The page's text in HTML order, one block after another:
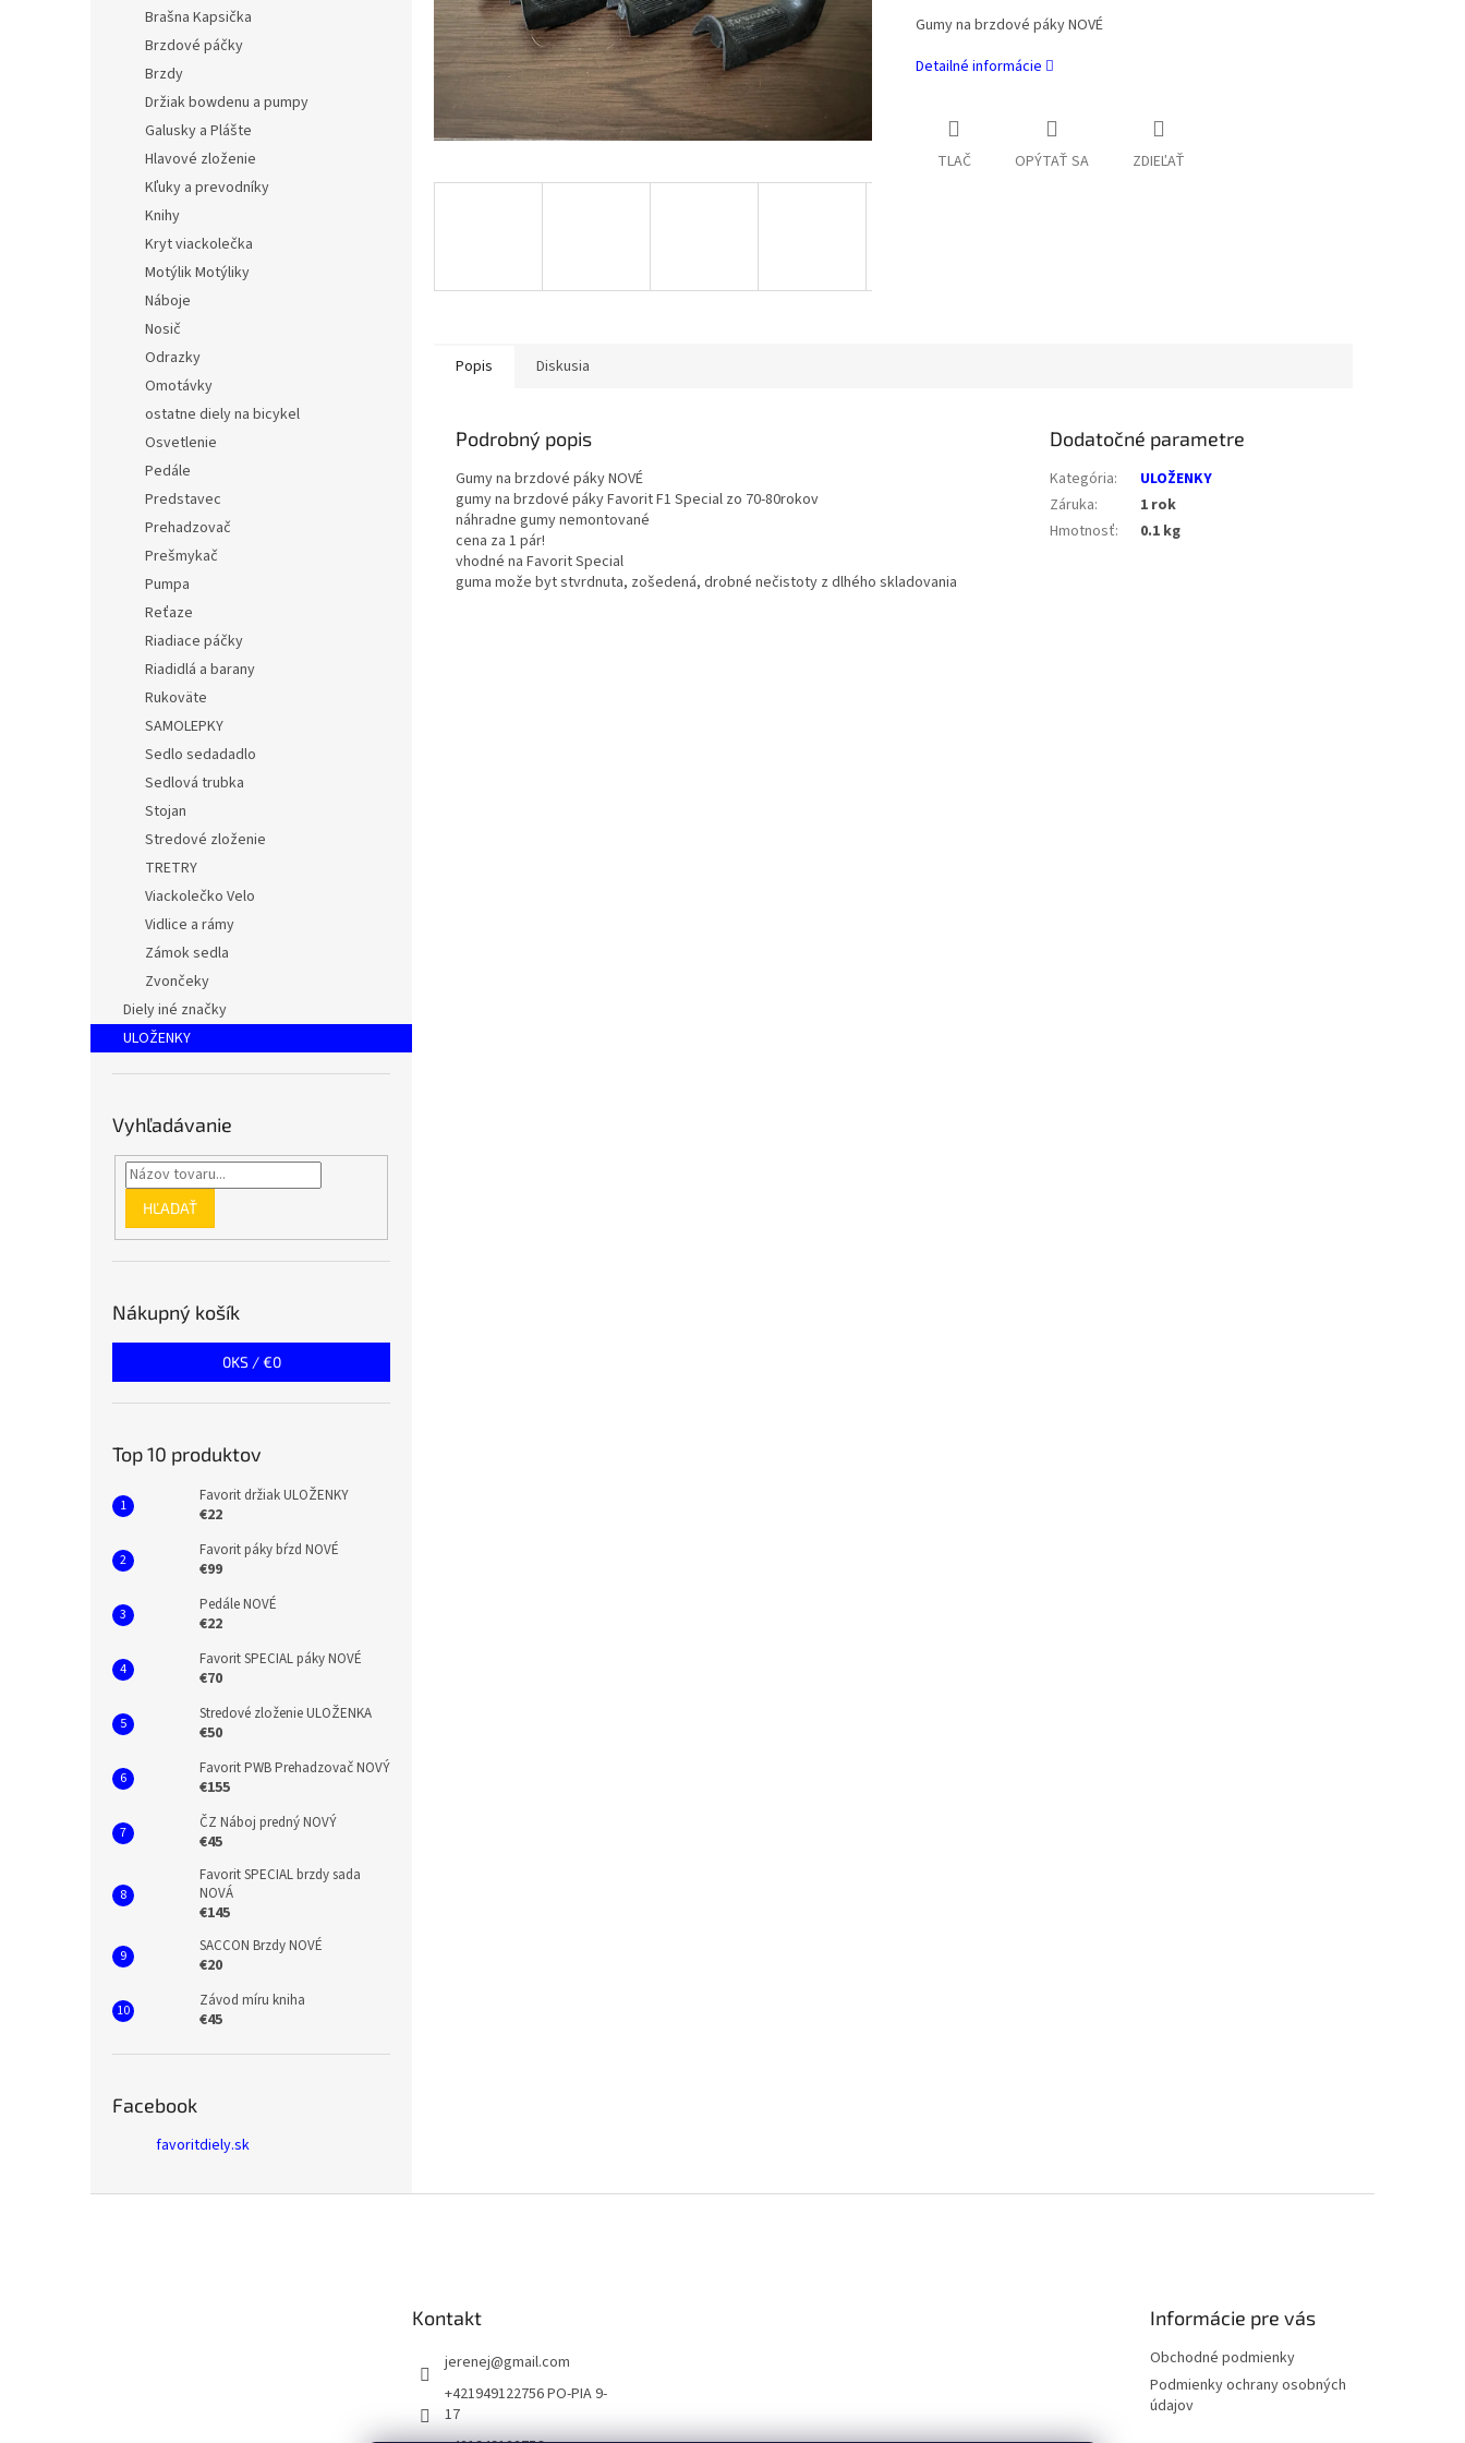
Brašna Kapsička
Brzdové páčky
Brzdy
Držiak bowdenu a pumpy
Galusky a Plášte
Hlavové zloženie
Kľuky a prevodníky
Knihy
Kryt viackolečka
Motýlik Motýliky
Náboje
Nosič
Odrazky
Omotávky
ostatne diely na bicykel
Osvetlenie
Pedále
Predstavec
Prehadzovač
Prešmykač
Pumpa
Reťaze
Riadiace páčky
Riadidlá a barany
Rukoväte
SAMOLEPKY
Sedlo sedadadlo
Sedlová trubka
Stojan
Stredové zloženie
TRETRY
Viackolečko Velo
Vidlice a rámy
Zámok sedla
Zvončeky
Diely iné značky
ULOŽENKY
Vyhľadávanie
HĽADAŤ
Nákupný košík
0KS /€0
Top 10 produktov
Favorit držiak ULOŽENKY
€22
Favorit páky bŕzd NOVÉ
€99
Pedále NOVÉ
€22
Favorit SPECIAL páky NOVÉ
€70
Stredové zloženie ULOŽENKA
€50
Favorit PWB Prehadzovač NOVÝ
€155
ČZ Náboj predný NOVÝ
€45
Favorit SPECIAL brzdy sada
NOVÁ
€145
SACCON Brzdy NOVÉ
€20
Závod míru kniha
€45
Facebook
favoritdiely.sk
Gumy na brzdové páky NOVÉ
Detailné informácie
TLAČ OPÝTAŤ SA ZDIEĽAŤ
Popis Diskusia
Podrobný popis
Gumy na brzdové páky NOVÉ
gumy na brzdové páky Favorit F1 Special zo 70-80rokov
náhradne gumy nemontované
cena za 1 pár!
vhodné na Favorit Special
guma može byt stvrdnuta, zošedená, drobné nečistoty z dlhého skladovania
Dodatočné parametre
Kategória:
ULOŽENKY
Záruka:
1 rok
Hmotnosť: 0.1 kg
Kontakt
jerenej@gmail.com
+421949122756 PO-PIA 9-
17
Informácie pre vás
Obchodné podmienky
Podmienky ochrany osobných
údajov